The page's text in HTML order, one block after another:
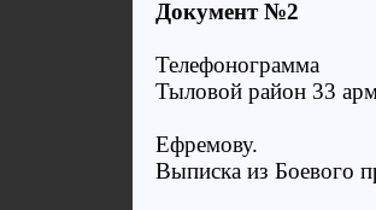
Документ №2
Телефонограмма
Тыловой район 33
Ефремову.
Выписка из Боевого